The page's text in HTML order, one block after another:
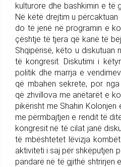
kulturore dhe bashkimin e të
Në këtë drejtim u
do të jenë në programin e
çështje të tjera që kanë të
Shqipërisë, këto u diskutuan
të kongresit. Diskutimi i
politik dhe marrja e
që mbahen sekrete, por
që zhvillova me anëtarët e
pikërisht me Shahin Kolonjen
me përmbajtjen e rendit të
kongresit në të cilat janë
të mbështetet lëvizja
aktiviteti i saj për shkëputjen
pandarë në të gjithë shtrirjen